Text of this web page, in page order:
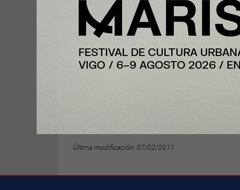
Cambios a esta política
InfoNegocios se reserva el derecho de modificar
eventuales actualizaciones en las siguientes página
Preguntas al respecto de la
Ante cualquier duda o consulta respecto a la
Av. Roque Funes 1145 - 1er Piso | Of. 49
Barrio Urca | CP X5009LFG | Córdoba | Argentina
Quedamos a su disposición.
Última modificación: 07/02/2011